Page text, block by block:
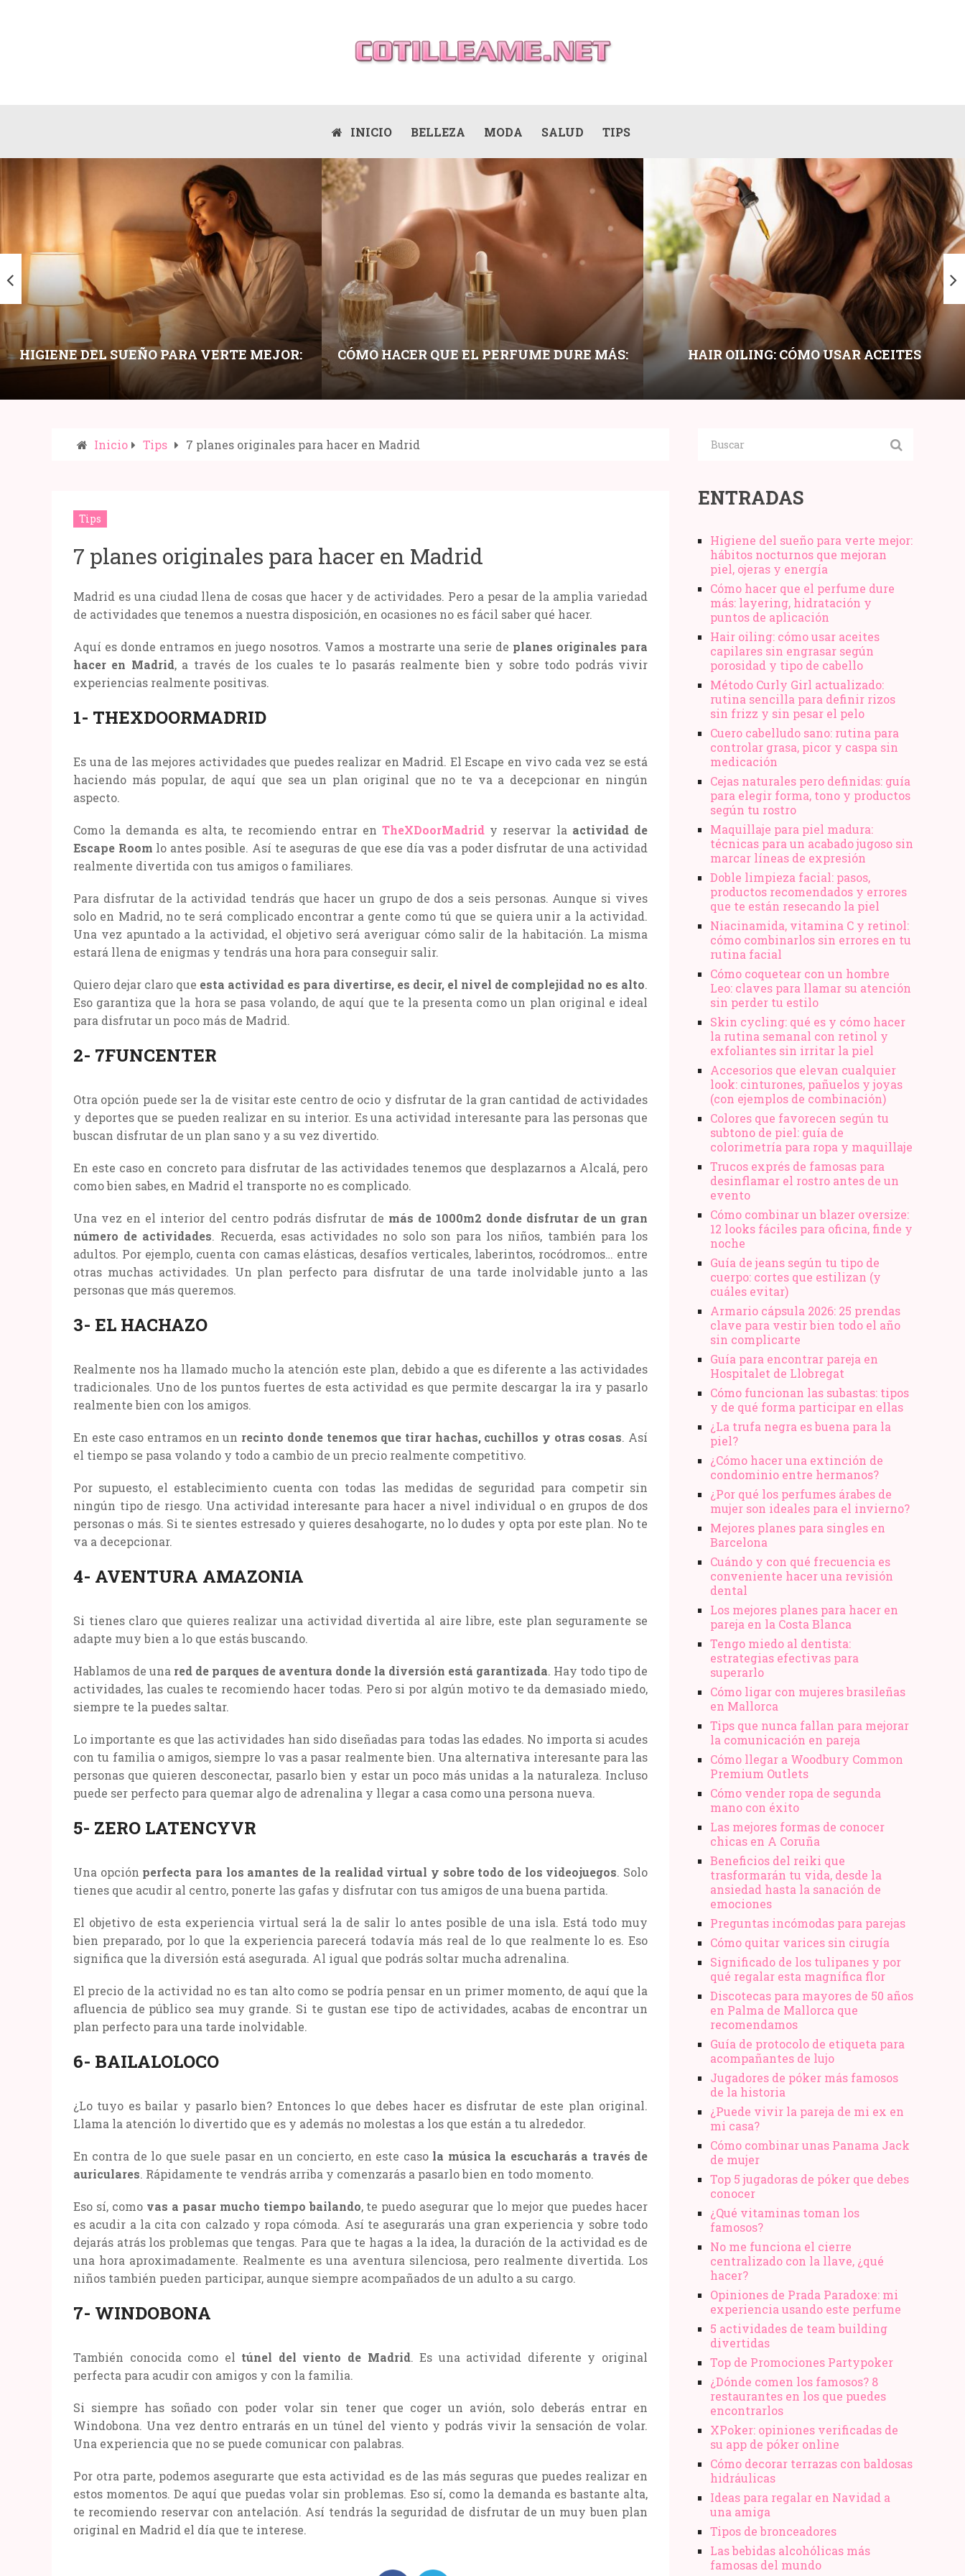
INICIO BELLEZA MODA SALUD TIPS
HIGIENE DEL SUEÑO PARA VERTE MEJOR:
HÁBITOS NOCTURNOS QUE MEJORAN PIEL,
OJERAS Y ENERGÍA
CÓMO HACER QUE EL PERFUME DURE MÁS:
LAYERING, HIDRATACIÓN Y PUNTOS DE
HAIR OILING: CÓMO USAR ACEITES
CAPILARES SIN ENGRASAR SEGÚN
POROSIDAD Y TIPO DE CABELLO
Compartir:
Inicio Tips 7 planes originales para hacer en Madrid
Tips
7 planes originales para hacer en Madrid
Madrid es una ciudad llena de cosas que hacer y de actividades. Pero a pesar de la amplia variedad
de actividades que tenemos a nuestra disposición, en ocasiones no es fácil saber qué hacer.
Aquí es donde entramos en juego nosotros. Vamos a mostrarte una serie de planes originales para
hacer en Madrid, a través de los cuales te lo pasarás realmente bien y sobre todo podrás vivir
experiencias realmente positivas.
1- THEXDOORMADRID
Es una de las mejores actividades que puedes realizar en Madrid. El Escape en vivo cada vez se está
haciendo más popular, de aquí que sea un plan original que no te va a decepcionar en ningún
aspecto.
Como la demanda es alta, te recomiendo entrar en TheXDoorMadridy reservar la actividad de
Escape Room lo antes posible. Así te aseguras de que ese día vas a poder disfrutar de una actividad
realmente divertida con tus amigos o familiares.
Para disfrutar de la actividad tendrás que hacer un grupo de dos a seis personas. Aunque si vives
solo en Madrid, no te será complicado encontrar a gente como tú que se quiera unir a la actividad.
Una vez apuntado a la actividad, el objetivo será averiguar cómo salir de la habitación. La misma
estará llena de enigmas y tendrás una hora para conseguir salir.
Quiero dejar claro que esta actividad es para divertirse, es decir, el nivel de complejidad no es alto.
Eso garantiza que la hora se pasa volando, de aquí que te la presenta como un plan original e ideal
para disfrutar un poco más de Madrid.
2- 7FUNCENTER
Otra opción puede ser la de visitar este centro de ocio y disfrutar de la gran cantidad de actividades
y deportes que se pueden realizar en su interior. Es una actividad interesante para las personas que
buscan disfrutar de un plan sano y a su vez divertido.
En este caso en concreto para disfrutar de las actividades tenemos que desplazarnos a Alcalá, pero
como bien sabes, en Madrid el transporte no es complicado.
Una vez en el interior del centro podrás disfrutar de más de 1000m2 donde disfrutar de un gran
número de actividades. Recuerda, esas actividades no solo son para los niños, también para los
adultos. Por ejemplo, cuenta con camas elásticas, desafíos verticales, laberintos, rocódromos… entre
otras muchas actividades. Un plan perfecto para disfrutar de una tarde inolvidable junto a las
personas que más queremos.
3- EL HACHAZO
Realmente nos ha llamado mucho la atención este plan, debido a que es diferente a las actividades
tradicionales. Uno de los puntos fuertes de esta actividad es que permite descargar la ira y pasarlo
realmente bien con los amigos.
En este caso entramos en un recinto donde tenemos que tirar hachas, cuchillos y otras cosas. Así
el tiempo se pasa volando y todo a cambio de un precio realmente competitivo.
Por supuesto, el establecimiento cuenta con todas las medidas de seguridad para competir sin
ningún tipo de riesgo. Una actividad interesante para hacer a nivel individual o en grupos de dos
personas o más. Si te sientes estresado y quieres desahogarte, no lo dudes y opta por este plan. No te
va a decepcionar.
4- AVENTURA AMAZONIA
Si tienes claro que quieres realizar una actividad divertida al aire libre, este plan seguramente se
adapte muy bien a lo que estás buscando.
Hablamos de una red de parques de aventura donde la diversión está garantizada. Hay todo tipo de
actividades, las cuales te recomiendo hacer todas. Pero si por algún motivo te da demasiado miedo,
siempre te la puedes saltar.
Lo importante es que las actividades han sido diseñadas para todas las edades. No importa si acudes
con tu familia o amigos, siempre lo vas a pasar realmente bien. Una alternativa interesante para las
personas que quieren desconectar, pasarlo bien y estar un poco más unidas a la naturaleza. Incluso
puede ser perfecto para quemar algo de adrenalina y llegar a casa como una persona nueva.
5- ZERO LATENCYVR
Una opción perfecta para los amantes de la realidad virtual y sobre todo de los videojuegos. Solo
tienes que acudir al centro, ponerte las gafas y disfrutar con tus amigos de una buena partida.
El objetivo de esta experiencia virtual será la de salir lo antes posible de una isla. Está todo muy
bien preparado, por lo que la experiencia parecerá todavía más real de lo que realmente lo es. Eso
significa que la diversión está asegurada. Al igual que podrás soltar mucha adrenalina.
El precio de la actividad no es tan alto como se podría pensar en un primer momento, de aquí que la
afluencia de público sea muy grande. Si te gustan ese tipo de actividades, acabas de encontrar un
plan perfecto para una tarde inolvidable.
6- BAILALOLOCO
¿Lo tuyo es bailar y pasarlo bien? Entonces lo que debes hacer es disfrutar de este plan original.
Llama la atención lo divertido que es y además no molestas a los que están a tu alrededor.
En contra de lo que suele pasar en un concierto, en este caso la música la escucharás a través de
auriculares. Rápidamente te vendrás arriba y comenzarás a pasarlo bien en todo momento.
Eso sí, como vas a pasar mucho tiempo bailando, te puedo asegurar que lo mejor que puedes hacer
es acudir a la cita con calzado y ropa cómoda. Así te asegurarás una gran experiencia y sobre todo
dejarás atrás los problemas que tengas. Para que te hagas a la idea, la duración de la actividad es de
una hora aproximadamente. Realmente es una aventura silenciosa, pero realmente divertida. Los
niños también pueden participar, aunque siempre acompañados de un adulto a su cargo.
7- WINDOBONA
También conocida como el túnel del viento de Madrid. Es una actividad diferente y original
perfecta para acudir con amigos y con la familia.
Si siempre has soñado con poder volar sin tener que coger un avión, solo deberás entrar en
Windobona. Una vez dentro entrarás en un túnel del viento y podrás vivir la sensación de volar.
Una experiencia que no se puede comunicar con palabras.
Por otra parte, podemos asegurarte que esta actividad es de las más seguras que puedes realizar en
estos momentos. De aquí que puedas volar sin problemas. Eso sí, como la demanda es bastante alta,
te recomiendo reservar con antelación. Así tendrás la seguridad de disfrutar de un muy buen plan
original en Madrid el día que te interese.
ENTRADAS
Higiene del sueño para verte mejor:
hábitos nocturnos que mejoran
piel, ojeras y energía
Cómo hacer que el perfume dure
más: layering, hidratación y
puntos de aplicación
Hair oiling: cómo usar aceites
capilares sin engrasar según
porosidad y tipo de cabello
Método Curly Girl actualizado:
rutina sencilla para definir rizos
sin frizz y sin pesar el pelo
Cuero cabelludo sano: rutina para
controlar grasa, picor y caspa sin
medicación
Cejas naturales pero definidas: guía
para elegir forma, tono y productos
según tu rostro
Maquillaje para piel madura:
técnicas para un acabado jugoso sin
marcar líneas de expresión
Doble limpieza facial: pasos,
productos recomendados y errores
que te están resecando la piel
Niacinamida, vitamina C y retinol:
cómo combinarlos sin errores en tu
rutina facial
Cómo coquetear con un hombre
Leo: claves para llamar su atención
sin perder tu estilo
Skin cycling: qué es y cómo hacer
la rutina semanal con retinol y
exfoliantes sin irritar la piel
Accesorios que elevan cualquier
look: cinturones, pañuelos y joyas
(con ejemplos de combinación)
Colores que favorecen según tu
subtono de piel: guía de
colorimetría para ropa y maquillaje
Trucos exprés de famosas para
desinflamar el rostro antes de un
evento
Cómo combinar un blazer oversize:
12 looks fáciles para oficina, finde y
noche
Guía de jeans según tu tipo de
cuerpo: cortes que estilizan (y
cuáles evitar)
Armario cápsula 2026: 25 prendas
clave para vestir bien todo el año
sin complicarte
Guía para encontrar pareja en
Hospitalet de Llobregat
Cómo funcionan las subastas: tipos
y de qué forma participar en ellas
¿La trufa negra es buena para la
piel?
¿Cómo hacer una extinción de
condominio entre hermanos?
¿Por qué los perfumes árabes de
mujer son ideales para el invierno?
Mejores planes para singles en
Barcelona
Cuándo y con qué frecuencia es
conveniente hacer una revisión
dental
Los mejores planes para hacer en
pareja en la Costa Blanca
Tengo miedo al dentista:
estrategias efectivas para
superarlo
Cómo ligar con mujeres brasileñas
en Mallorca
Tips que nunca fallan para mejorar
la comunicación en pareja
Cómo llegar a Woodbury Common
Premium Outlets
Cómo vender ropa de segunda
mano​ con éxito
Las mejores formas de conocer
chicas en A Coruña
Beneficios del reiki que
trasformarán tu vida, desde la
ansiedad hasta la sanación de
emociones
Preguntas incómodas para parejas
Cómo quitar varices sin cirugía
Significado de los tulipanes y por
qué regalar esta magnífica flor
Discotecas para mayores de 50 años
en Palma de Mallorca que
recomendamos
Guía de protocolo de etiqueta para
acompañantes de lujo
Jugadores de póker más famosos
de la historia
¿Puede vivir la pareja de mi ex en
mi casa?
Cómo combinar unas Panama Jack
de mujer
Top 5 jugadoras de póker que debes
conocer
¿Qué vitaminas toman los
famosos?
No me funciona el cierre
centralizado con la llave, ¿qué
hacer?
Opiniones de Prada Paradoxe: mi
experiencia usando este perfume
5 actividades de team building
divertidas
Top de Promociones Partypoker
¿Dónde comen los famosos? 8
restaurantes en los que puedes
encontrarlos
XPoker: opiniones verificadas de
su app de póker online
Cómo decorar terrazas con baldosas
hidráulicas
Ideas para regalar en Navidad a
una amiga
Tipos de bronceadores
Las bebidas alcohólicas más
famosas del mundo